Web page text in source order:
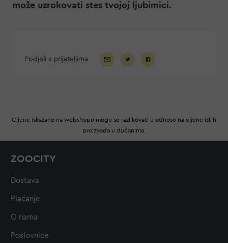
može uzrokovati stes tvojoj ljubimici.
Podjeli s prijateljima
Cijene iskazane na webshopu mogu se razlikovati u odnosu na cijene istih
proizvoda u dućanima.
ZOOCITY
Dostava
Plaćanje
O nama
Poslovnice